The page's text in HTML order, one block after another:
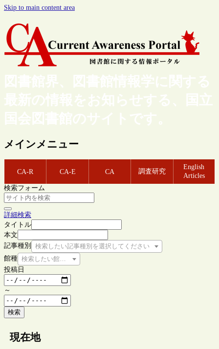
Skip to main content area
図書館界、図書館情報学に関する
最新の情報をお知らせする、国立
国会図書館のサイトです。
メインメニュー
CA-R CA-E CA 調査研究
English
Articles
検索フォーム
詳細検索
タイトル
本文
記事種別
検索したい記事種別を選択してください
館種 検索したい館種を選択してください
投稿日
～
検索
現在地